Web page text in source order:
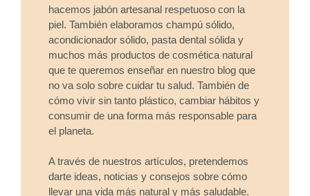
hacemos jabón artesanal respetuoso con la
piel. También elaboramos champú sólido,
acondicionador sólido, pasta dental sólida y
muchos más productos de cosmética natural
que te queremos enseñar en nuestro blog que
no va solo sobre cuidar tu salud. También de
cómo vivir sin tanto plástico, cambiar hábitos y
consumir de una forma más responsable para
el planeta.
A través de nuestros artículos, pretendemos
darte ideas, noticias y consejos sobre cómo
llevar una vida más natural y más saludable.